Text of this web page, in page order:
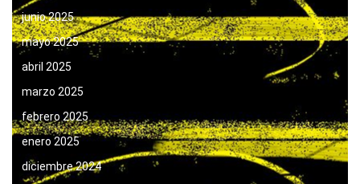
junio 2025
mayo 2025
abril 2025
marzo 2025
febrero 2025
enero 2025
diciembre 2024